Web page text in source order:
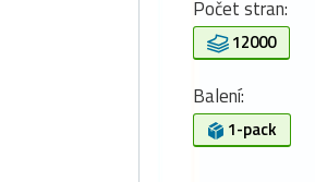
Počet stran:
12000
Balení:
1-pack